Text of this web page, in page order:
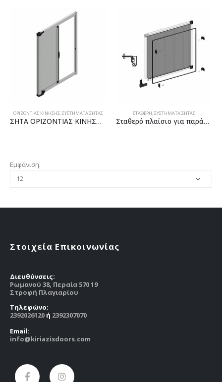
ΟΡΙΖΟΝΤΙΑΣ ΚΙΝΗΣΗΣ,ΣΥΣΤΗΜΑΤΑ ΣΗΤΑΣ
ΣΗΤΑ ΟΡΙΖΟΝΤΙΑΣ ΚΙΝΗΣΗΣ ΚΙΤ
ΣΤΑΘΕΡΗ,ΣΥΣΤΗΜΑΤΑ ΣΗΤΑΣ
Σταθερό πλαίσιο για παράθυρα
Εμφάνιση:
Στοιχεία Επικοινωνίας
Διευθύνσεις:
Ρωμανού 38, Περαία 570 19
Στροφή Πλαγιαρίου
Tηλεφώνο:
2392026120 ή 2392307070
Email:
info@kiriazisdoors.com